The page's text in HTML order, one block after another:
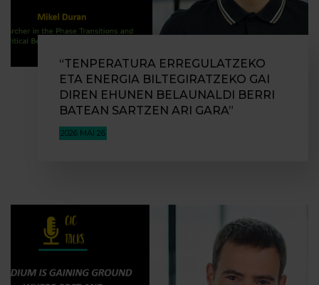
“TENPERATURA ERREGULATZEKO
ETA ENERGIA BILTEGIRATZEKO GAI
DIREN EHUNEN BELAUNALDI BERRI
BATEAN SARTZEN ARI GARA”
2026 MAI 26